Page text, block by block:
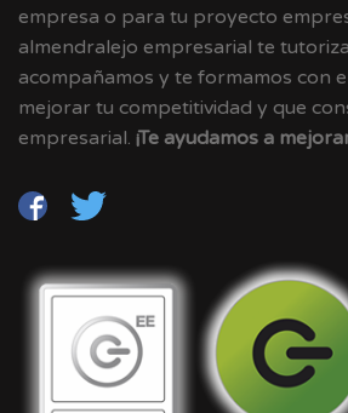
empresa o para tu proyecto
almendralejo empresarial te
acompañamos y te formamos con
mejorar tu competitividad y que
empresarial. ¡Te ayudamos a